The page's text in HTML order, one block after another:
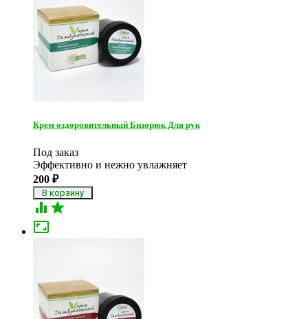
Крем оздоровительный Бизорюк Для рук
Под заказ
Эффективно и нежно увлажняет
200 ₽
 
